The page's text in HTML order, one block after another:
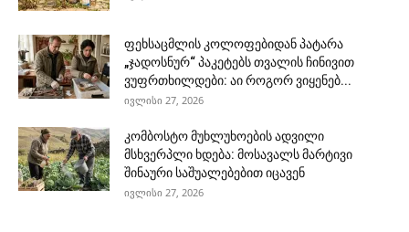
ფეხსაცმლის კოლოფებიდან პატარა
„ჯადოსნურ“ პაკეტებს თვალის ჩინივით
ვუფრთხილდები: აი როგორ ვიყენებ...
ივლისი 27, 2026
კომბოსტო მუხლუხოების ადვილი
მსხვერპლი ხდება: მოსავალს მარტივი
შინაური საშუალებებით იცავენ
ივლისი 27, 2026